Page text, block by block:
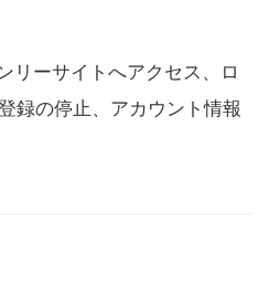
リーサイトへアクセス、ロ
録の停止、アカウント情報